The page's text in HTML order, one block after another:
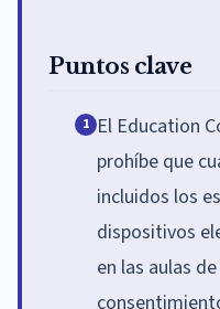
Puntos clave
1 El Education
prohíbe que
incluidos los
dispositivos
en las aulas